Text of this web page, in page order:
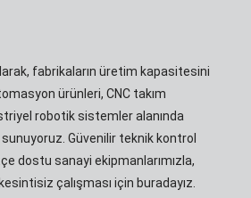
fabrikaların üretim kapasitesini
ürünleri, CNC takım
robotik sistemler alanında
Güvenilir teknik kontrol
dostu sanayi ekipmanlarımızla,
çalışması için buradayız.